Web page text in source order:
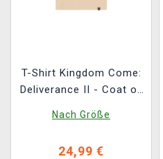
T-Shirt Kingdom Come:
Deliverance II - Coat of
Nach Größe
24,99 €